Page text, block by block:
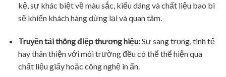
kệ, sự khác biệt về màu sắc, kiểu dáng và chất liệu bao bì
sẽ khiến khách hàng dừng lại và quan tâm.
Truyền tải thông điệp thương hiệu:Sự sang trọng, tinh tế
hay thân thiện với môi trường đều có thể thể hiện qua
chất liệu giấy hoặc công nghệ in ấn.